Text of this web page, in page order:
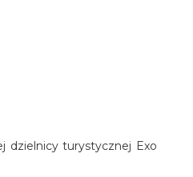
dzielnicy turystycznej Exo